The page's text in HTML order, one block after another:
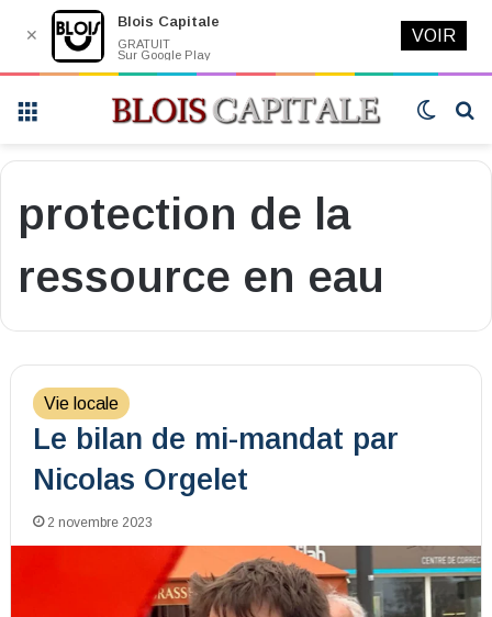
Switch
protection de la
ressource en eau
Vie locale
Le bilan de mi-mandat par
Nicolas Orgelet
2 novembre 2023
✕
Blois Capitale
GRATUIT
Sur Google Play
VOIR